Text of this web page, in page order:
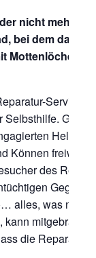
nicht mehr
bei dem das
Mottenlöchern?
Service“,
Helfern
Können freiwillig
des Repair
alles, was nicht
kann mitgebracht
die Reparatur